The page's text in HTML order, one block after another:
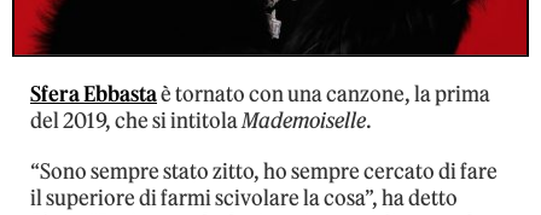
Sfera Ebbastaè tornato con una canzone, la prima
del 2019, che si intitolaMademoiselle.
“Sono sempre stato zitto, ho sempre cercato di fare
il superiore di farmi scivolare la cosa”, ha detto